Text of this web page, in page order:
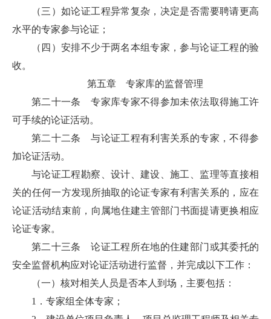
（三）如论证工程异常复杂，决定是否需要聘请更高
水平的专家参与论证；
（四）安排不少于两名本组专家，参与论证工程的验
收。
第五章 专家库的监督管理
第二十一条 专家库专家不得参加未依法取得施工许
可手续的论证活动。
第二十二条
与论证工程有利害关系的专家，不得参
加论证活动。
与论证工程勘察、设计、建设、施工、监理等直接相
关的任何一方发现所抽取的论证专家有利害关系的，应在
论证活动结束前，向属地住建主管部门书面提请更换相应
论证专家。
第二十三条
论证工程所在地的住建部门或其委托的
安全监督机构应对论证活动进行监督，并完成以下工作：
（一）核对相关人员是否本人到场，主要包括：
1．专家组全体专家；